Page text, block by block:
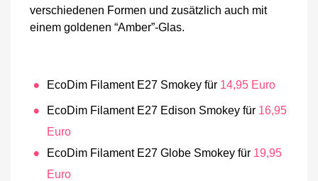
verschiedenen Formen und zusätzlich auch mit
einem goldenen “Amber”-Glas.
EcoDim Filament E27 Smokey für 14,95 Euro
EcoDim Filament E27 Edison Smokey für 16,95
Euro
EcoDim Filament E27 Globe Smokey für 19,95
Euro